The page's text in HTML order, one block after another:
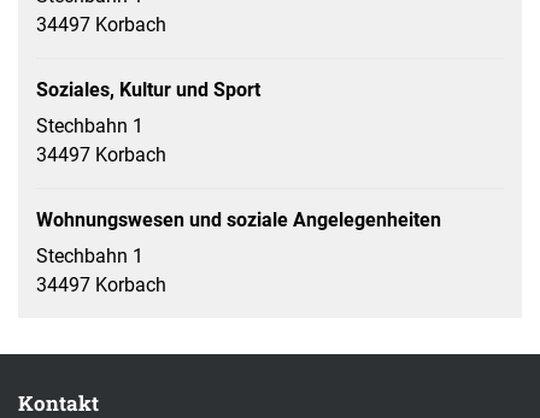
34497 Korbach
Soziales, Kultur und Sport
Stechbahn 1
34497 Korbach
Wohnungswesen und soziale Angelegenheiten
Stechbahn 1
34497 Korbach
Kontakt